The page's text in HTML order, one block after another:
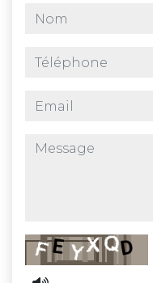
nom
téléphone
email
message
Captcha